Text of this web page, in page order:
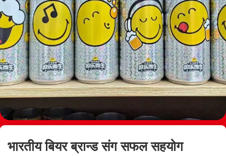
भारतीय बियर ब्रान्ड संग सफल सहयोग